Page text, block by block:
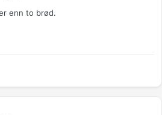
enn to brød.